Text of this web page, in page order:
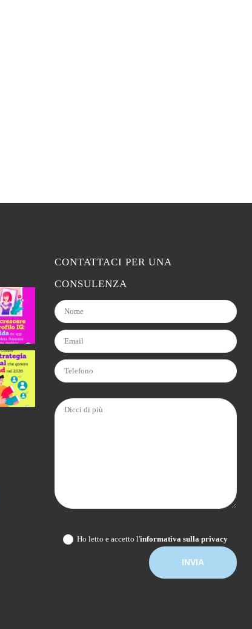
CONTATTACI PER UNA
CONSULENZA
Ho letto e accetto l'informativa sulla privacy